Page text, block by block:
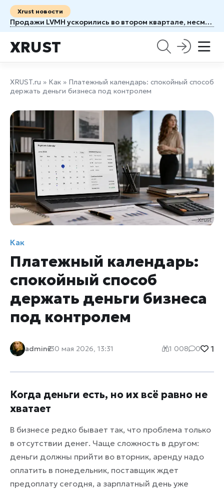
Xrust новости
Продажи LVMH ускорились во втором квартале, несмотря на удар войны на Ближнем Востоке
XRUST
XRUST.ru » Как » Платежный календарь: спокойный способ
держать деньги бизнеса под контролем
Как
Платежный календарь:
спокойный способ
держать деньги бизнеса
под контролем
admin230 мая 2026, 13:31 1 008 0 1
Когда деньги есть, но их всё равно не
хватает
В бизнесе редко бывает так, что проблема только
в отсутствии денег. Чаще сложность в другом:
деньги должны прийти во вторник, аренду надо
оплатить в понедельник, поставщик ждет
предоплату сегодня, а зарплатный день уже